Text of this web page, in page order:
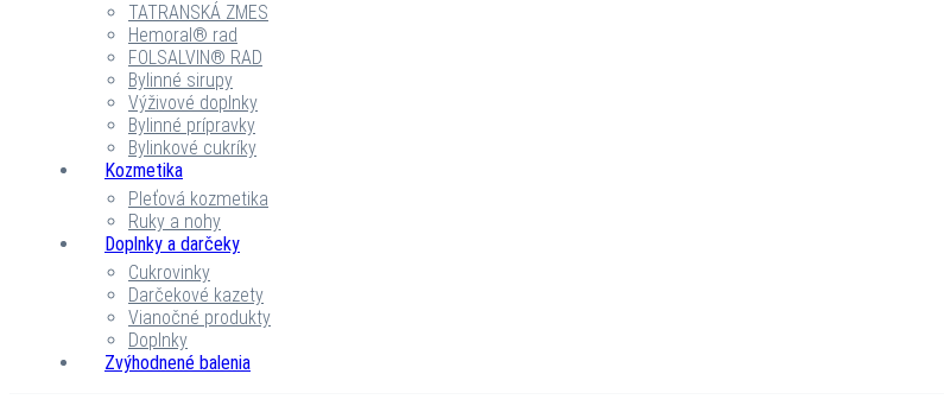
TATRANSKÁ ZMES
Hemoral® rad
FOLSALVIN® RAD
Bylinné sirupy
Výživové doplnky
Bylinné prípravky
Bylinkové cukríky
Kozmetika
Pleťová kozmetika
Ruky a nohy
Doplnky a darčeky
Cukrovinky
Darčekové kazety
Vianočné produkty
Doplnky
Zvýhodnené balenia